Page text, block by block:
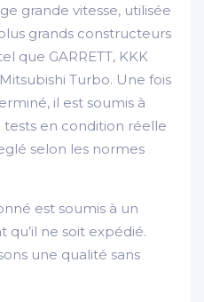
grande vitesse, utilisée
grands constructeurs
que GARRETT, KKK
Turbo. Une fois
il est soumis à
en condition réelle
selon les normes
est soumis à un
ne soit expédié.
une qualité sans